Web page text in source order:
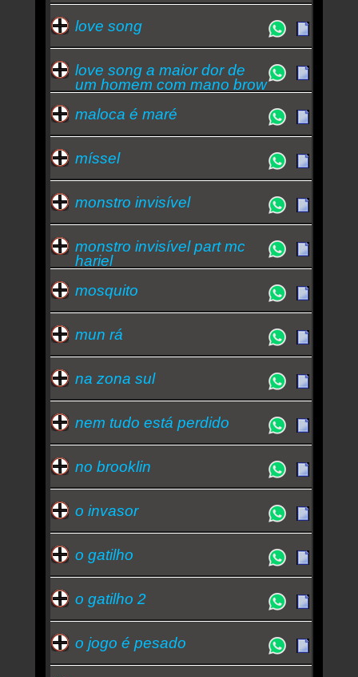
love song
love song a maior dor de
um homem com mano brow
maloca é maré
míssel
monstro invisível
monstro invisível part mc
hariel
mosquito
mun rá
na zona sul
nem tudo está perdido
no brooklin
o invasor
o gatilho
o gatilho 2
o jogo é pesado